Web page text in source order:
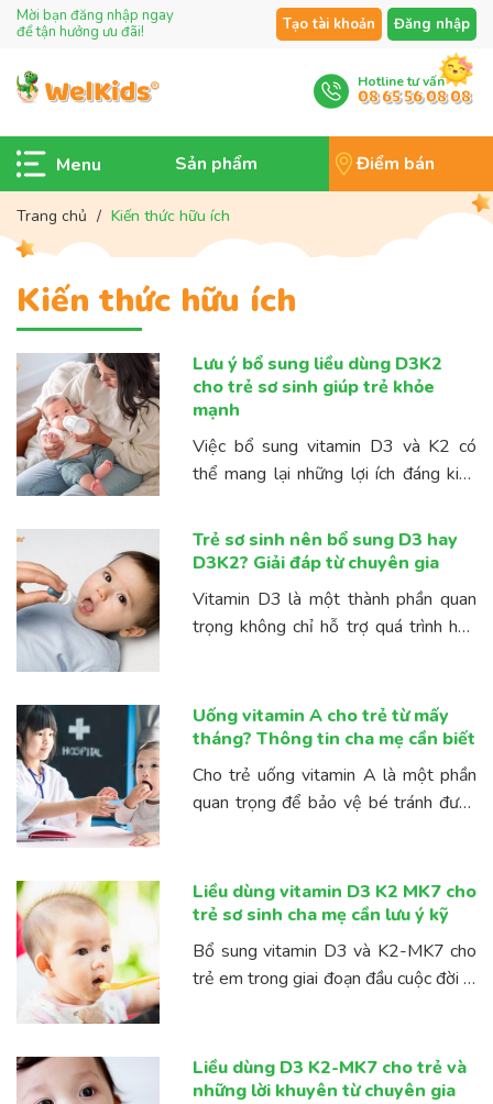
Mời bạn đăng nhập ngay
để tận hưởng ưu đãi!
Tạo tài khoản Đăng nhập
Hotline tư vấn
08 65 56 08 08
Sản phẩm Điểm bán
Trang chủ / Kiến thức hữu ích
Kiến thức hữu ích
Lưu ý bổ sung liều dùng D3K2
cho trẻ sơ sinh giúp trẻ khỏe
mạnh
Việc bổ sung vitamin D3 và K2 có
thể mang lại những lợi ích đáng kinh
mẹ nào cũng hiểu về tác dụng của sự
kết ...
Trẻ sơ sinh nên bổ sung D3 hay
D3K2? Giải đáp từ chuyên gia
Vitamin D3 là một thành phần quan
trọng không chỉ hỗ trợ quá trình hấp
...
Uống vitamin A cho trẻ từ mấy
tháng? Thông tin cha mẹ cần biết
Cho trẻ uống vitamin A là một phần
quan trọng để bảo vệ bé tránh được
rõ về ...
Liều dùng vitamin D3 K2 MK7 cho
trẻ sơ sinh cha mẹ cần lưu ý kỹ
Bổ sung vitamin D3 và K2-MK7 cho
trẻ em trong giai đoạn đầu cuộc đời là
là ...
Liều dùng D3 K2-MK7 cho trẻ và
những lời khuyên từ chuyên gia